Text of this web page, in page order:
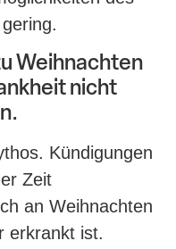
Weihnachten
nicht
Kündigungen
Zeit
an Weihnachten
erkrankt ist.